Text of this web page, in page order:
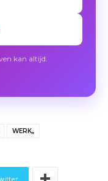
kan altijd.
WERK,,